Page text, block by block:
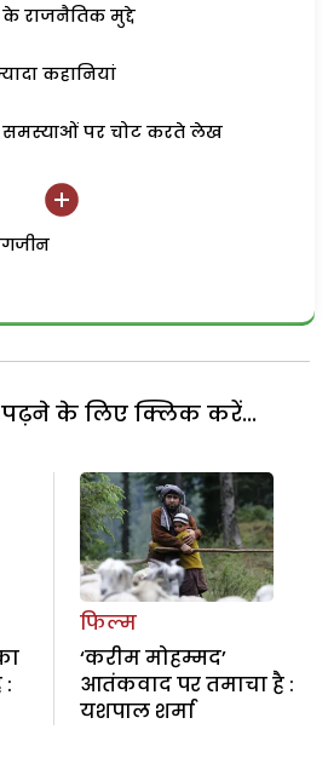
राजनैतिक मुद्दे
कहानियां
पर चोट करते लेख
पढ़ने के लिए क्लिक करें...
:
फिल्म
‘करीम मोहम्मद’
आतंकवाद पर तमाचा है :
यशपाल शर्मा